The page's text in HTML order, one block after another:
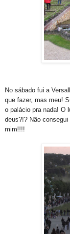
No sábado fui a
que fazer, mas meu!
o palácio pra nada! O
deus?!? Não
mim!!!!